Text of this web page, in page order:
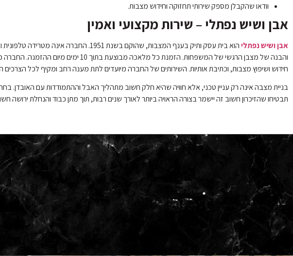
וודאו שהקבלן מספק שירותי תחזוקה וחידוש מצבות.
אבן ושיש נפתלי – שירות מקצועי ואמין
אבן ושיש נפתלי
הוא בית עסק ותיק בענף המצבות, שהוקם
והבנה של מצבן הרגשי של המשפחות. הזמנת
חידוש ושיפוץ מצבות, וכתיבת אותיות. השירותים של החברה מיועדים לתת מענה רחב ומקיף לכל
בניית מצבה אינה רק עניין טכני, אלא חוויה שהיא חלק חשוב מתהליך האבל וההתמודדות עם האובדן.
תבטיחו שהזיכרון חשוב זה יישמר בצורה הראויה ביותר לאורך שנים רבות, תוך מתן כבוד והנחלת ירושה